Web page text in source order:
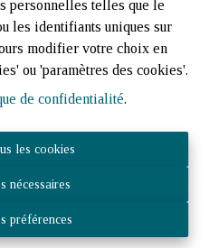
personnelles telles que le
les identifiants uniques sur
modifier votre choix en
ou 'paramètres des cookies'.
de confidentialité.
les cookies
nécessaires
préférences